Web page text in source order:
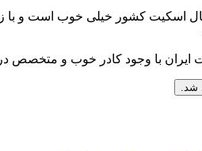
اسکیت کشور خیلی خوب است و با
ایران با وجود کادر خوب و متخصص
شد.